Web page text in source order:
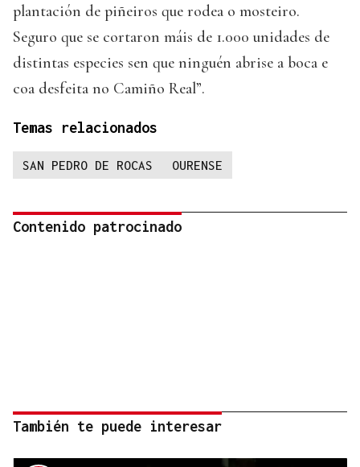
plantación de piñeiros que rodea o mosteiro.
Seguro que se cortaron máis de 1.000 unidades de
distintas especies sen que ninguén abrise a boca e
coa desfeita no Camiño Real”.
Temas relacionados
SAN PEDRO DE ROCAS OURENSE
Contenido patrocinado
También te puede interesar